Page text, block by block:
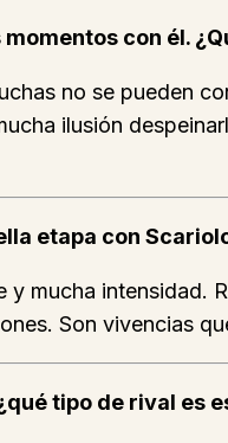
con él.
no se pueden
ilusión
etapa con
y mucha
Son vivencias
tipo de rival es